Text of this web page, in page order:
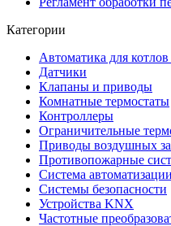
Категории
Автоматика для
Датчики
Клапаны и приводы
Комнатные термостаты
Контроллеры
Ограничительные
Приводы воздушных
Противопожарные
Система
Системы безопасности
Устройства KNX
Частотные